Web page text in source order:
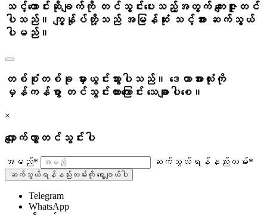
သင့်တောင်းဆိုချက်ကို တင်သွင်းပေးသည့်အတွက် ကျေးဇူးတင်
ပါသည်။ ကျွန်ုပ်တို့သည် အမြန်ဆုံး သင့်အား ဆက်သွယ်
ပါမည်။
တစ်စုံတစ်ခု မှားယွင်းသွားပါသည်။ ဒေတာအားလုံးကို
မှန်ကန်စွာ တင်သွင်းထားကြောင်း သေချာပါစေ။
×
လျှောက်လွှာတင်သွင်းပါ
အမည်* ဆက်သွယ်ရန်နည်းလမ်း*
ဆက်သွယ်ရန်နည်းလမ်းကို ရွေးချယ်ပါ
Telegram
WhatsApp